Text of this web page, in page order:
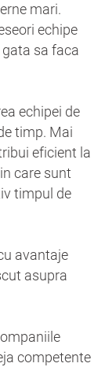
mari.
echipe
sa faca
echipei de
timp. Mai
eficient la
care sunt
timpul de
avantaje
asupra
competente